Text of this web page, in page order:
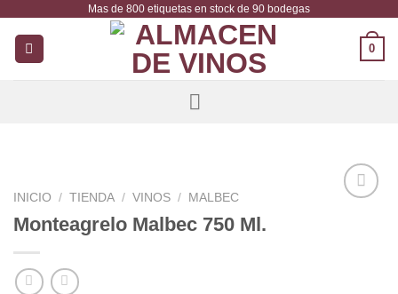
contenido
Mas de 800 etiquetas en stock de 90 bodegas
0
INICIO / TIENDA / VINOS / MALBEC
Monteagrelo Malbec 750 Ml.